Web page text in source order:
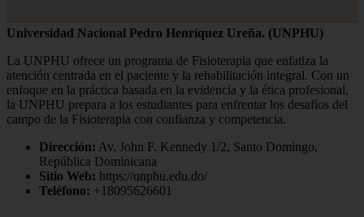
Universidad Nacional Pedro Henríquez Ureña. (UNPHU)
La UNPHU ofrece un programa de Fisioterapia que enfatiza la
atención centrada en el paciente y la rehabilitación integral. Con un
enfoque en la práctica basada en la evidencia y la ética profesional,
la UNPHU prepara a los estudiantes para enfrentar los desafíos del
campo de la Fisioterapia con confianza y competencia.
Dirección: Av. John F. Kennedy 1/2, Santo Domingo,
República Dominicana
Sitio Web: https://unphu.edu.do/
Teléfono: +18095626601